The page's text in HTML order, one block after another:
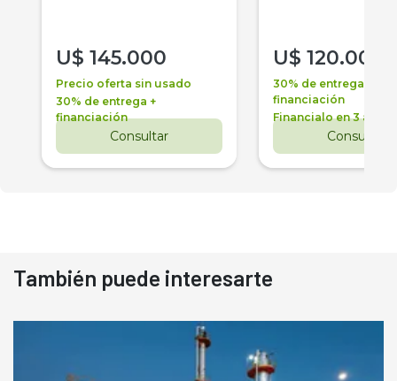
U$ 145.000
Precio oferta sin usado
30% de entrega +
financiación
Consultar
U$ 120.000
30% de entrega +
financiación
Financialo en 3 años
Consultar
También puede interesarte